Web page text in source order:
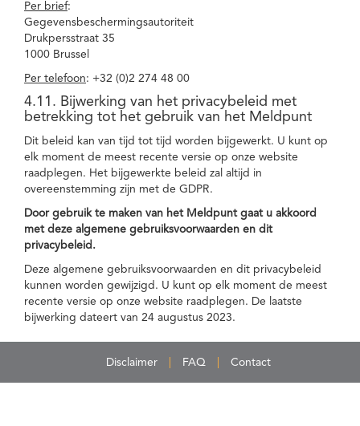
Per brief:
Gegevensbeschermingsautoriteit
Drukpersstraat 35
1000 Brussel
Per telefoon: +32 (0)2 274 48 00
4.11. Bijwerking van het privacybeleid met
betrekking tot het gebruik van het Meldpunt
Dit beleid kan van tijd tot tijd worden bijgewerkt. U kunt op
elk moment de meest recente versie op onze website
raadplegen. Het bijgewerkte beleid zal altijd in
overeenstemming zijn met de GDPR.
Door gebruik te maken van het Meldpunt gaat u akkoord
met deze algemene gebruiksvoorwaarden en dit
privacybeleid.
Deze algemene gebruiksvoorwaarden en dit privacybeleid
kunnen worden gewijzigd. U kunt op elk moment de meest
recente versie op onze website raadplegen. De laatste
bijwerking dateert van 24 augustus 2023.
Disclaimer FAQ Contact